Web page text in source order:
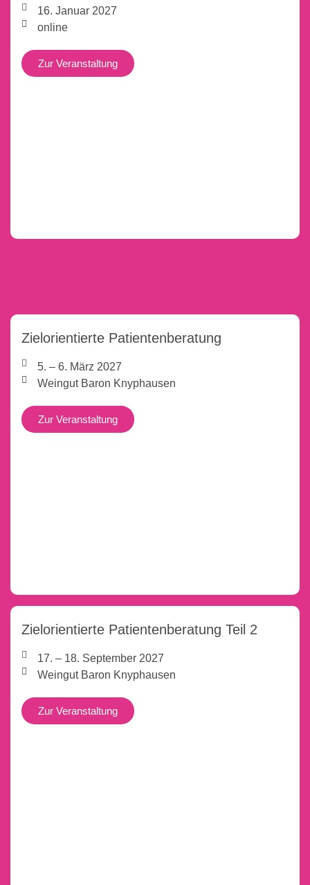
16. Januar 2027
online
Zur Veranstaltung
Zielorientierte Patientenberatung
5. – 6. März 2027
Weingut Baron Knyphausen
Zur Veranstaltung
Zielorientierte Patientenberatung Teil 2
17. – 18. September 2027
Weingut Baron Knyphausen
Zur Veranstaltung